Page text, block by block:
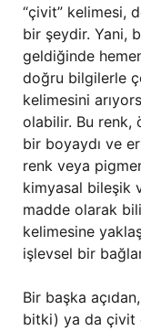
“çivit” kelimesi,
bir şeydir. Yani,
geldiğinde
doğru bilgilerle
kelimesini
olabilir. Bu renk,
bir boyaydı ve
renk veya
kimyasal bileşik
madde olarak
kelimesine
işlevsel bir
Bir başka
bitki) ya da çivit